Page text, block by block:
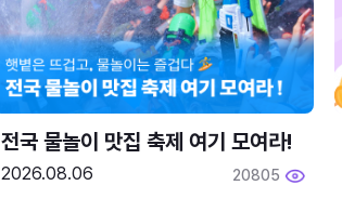
전국 물놀이 맛집 축제 여기 모여라!
2026.08.06 20805